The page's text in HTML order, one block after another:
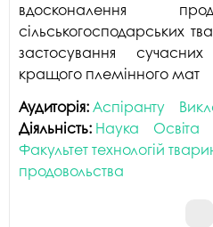
вдосконалення
сільськогосподарських
застосування
кращого племінного мат
Аудиторія:Аспіранту
Діяльність: Наука
Освіта
Факультет технологій
продовольства